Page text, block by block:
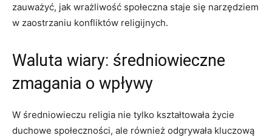
zauważyć, jak wrażliwość społeczna staje się narzędziem
w zaostrzaniu konfliktów religijnych.
Waluta wiary: średniowieczne
zmagania o wpływy
W średniowieczu religia nie tylko kształtowała życie
duchowe społeczności, ale również odgrywała kluczową